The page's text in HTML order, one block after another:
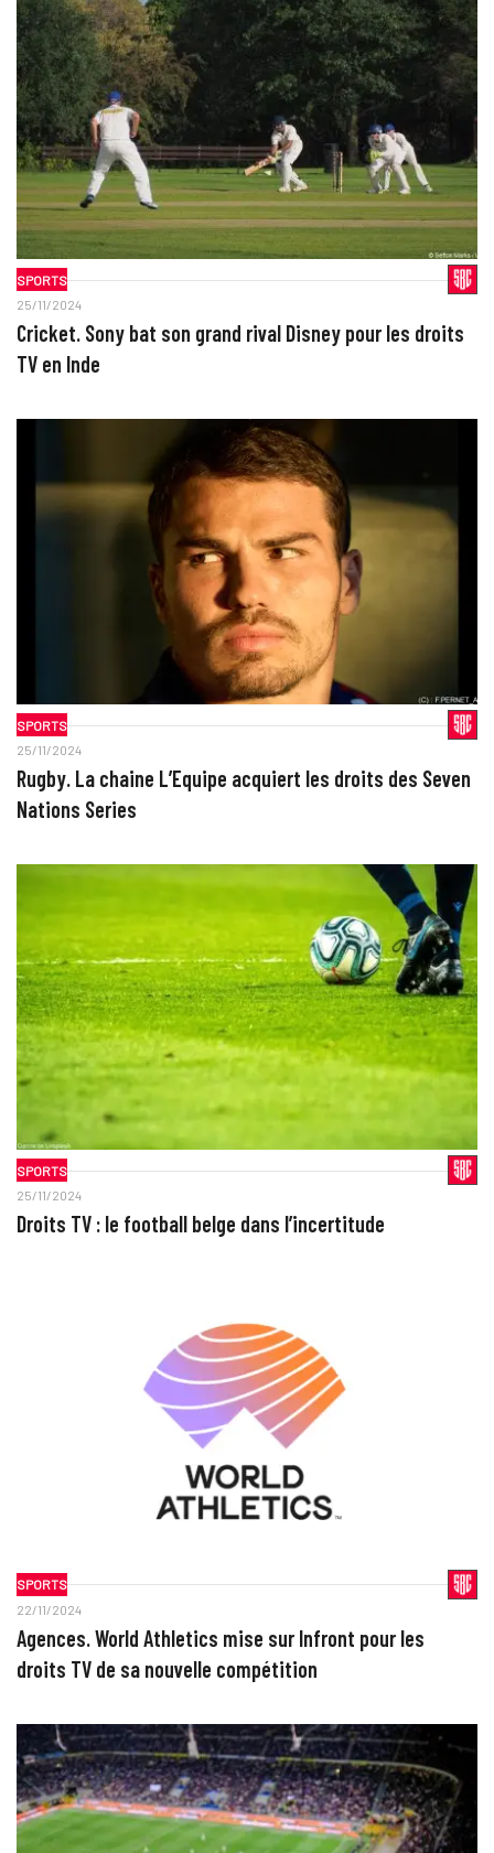
SPORTS
25/11/2024
Cricket. Sony bat son grand rival Disney pour les droits
TV en Inde
SPORTS
25/11/2024
Rugby. La chaine L’Equipe acquiert les droits des Seven
Nations Series
SPORTS
25/11/2024
Droits TV : le football belge dans l’incertitude
SPORTS
22/11/2024
Agences. World Athletics mise sur Infront pour les
droits TV de sa nouvelle compétition